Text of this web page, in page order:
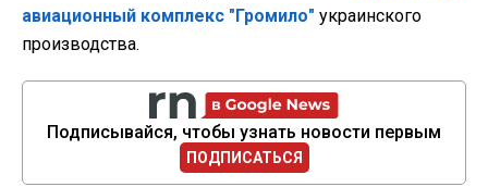
авиационный комплекс "Громило" украинского
производства.
Подписывайся, чтобы узнать новости первым
ПОДПИСАТЬСЯ